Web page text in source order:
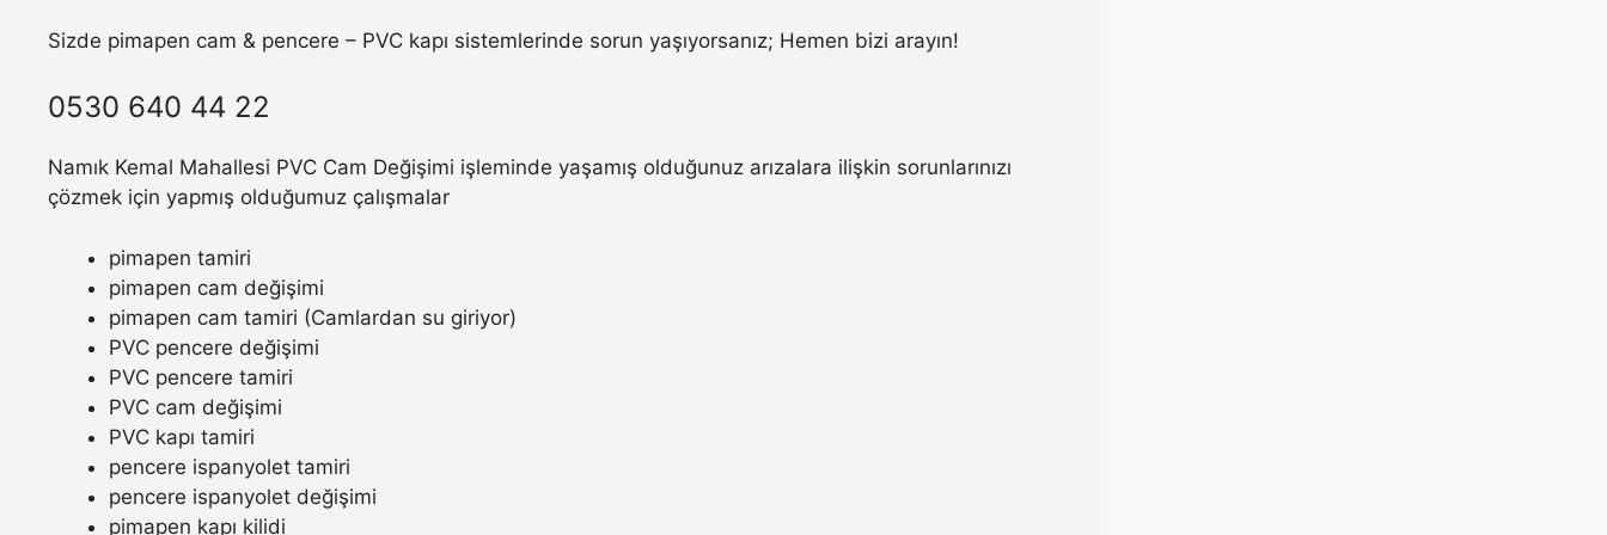
Sizde pimapen cam & pencere – PVC kapı sistemlerinde sorun yaşıyorsanız; Hemen bizi arayın!
0530 640 44 22
Namık Kemal Mahallesi PVC Cam Değişimi işleminde yaşamış olduğunuz arızalara ilişkin sorunlarınızı
çözmek için yapmış olduğumuz çalışmalar
pimapen tamiri
pimapen cam değişimi
pimapen cam tamiri (Camlardan su giriyor)
PVC pencere değişimi
PVC pencere tamiri
PVC cam değişimi
PVC kapı tamiri
pencere ispanyolet tamiri
pencere ispanyolet değişimi
pimapen kapı kilidi